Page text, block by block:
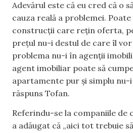
Adevărul este că eu cred că o
cauza reală a problemei.
construcții care rețin oferta,
prețul nu-i destul de care îl
problema nu-i în agenții
agent imobiliar poate să
apartamente pur și simplu nu-i
răspuns Tofan.
Referindu-se la companiile
a adăugat că „aici tot trebuie